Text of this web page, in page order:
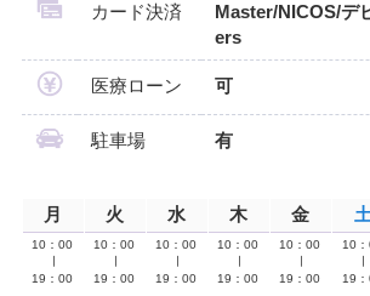
カード決済
Master/NICOS/デ
ers
医療ローン 可
駐車場 有
月 火 水 木 金 土
10：00
19：00
10：00
19：00
10：00
19：00
10：00
19：00
10：00
19：00
10
19